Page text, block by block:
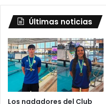
Últimas noticias
Los nadadores del Club